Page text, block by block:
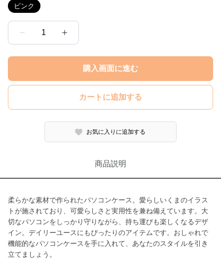
ピンク
1
購入画面に進む
カートに追加する
お気に入りに追加する
商品説明
柔らかな素材で作られたパソコンケース。愛らしいくまのイラス
トが施されており、可愛らしさと実用性を兼ね備えています。大
切なパソコンをしっかり守りながら、持ち運びも楽しくなるデザ
イン。デイリーユースにもぴったりのアイテムです。おしゃれで
機能的なパソコンケースを手に入れて、あなたのスタイルを引き
立てましょう。